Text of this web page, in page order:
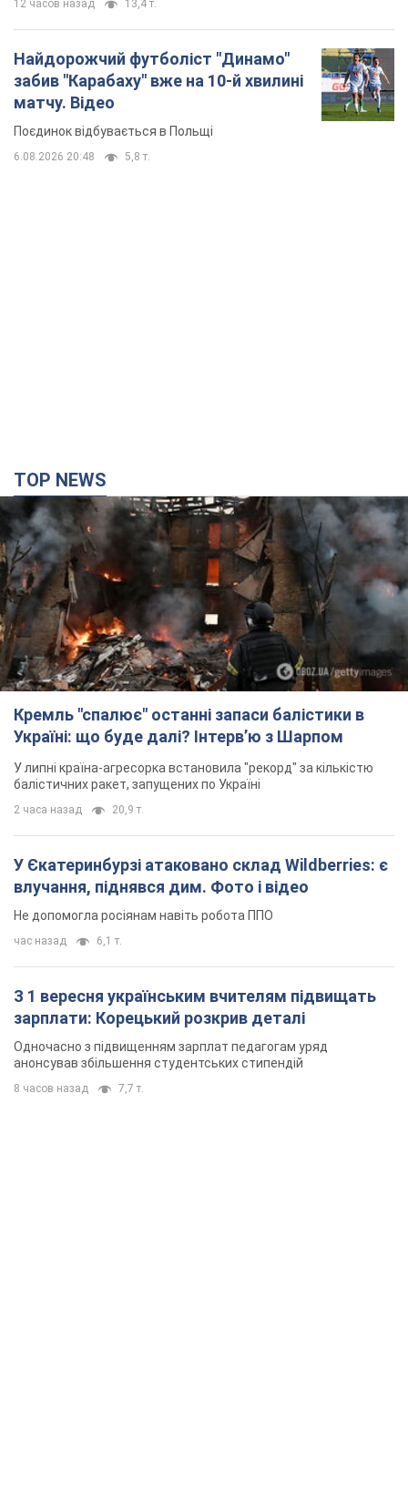
12 часов назад 13,4 т.
Найдорожчий футболіст "Динамо"
забив "Карабаху" вже на 10-й хвилині
матчу. Відео
Поєдинок відбувається в Польщі
6.08.2026 20:48 5,8 т.
TOP NEWS
Кремль "спалює" останні запаси балістики в
Україні: що буде далі? Інтерв’ю з Шарпом
У липні країна-агресорка встановила "рекорд" за кількістю
балістичних ракет, запущених по Україні
2 часа назад 20,9 т.
У Єкатеринбурзі атаковано склад Wildberries: є
влучання, піднявся дим. Фото і відео
Не допомогла росіянам навіть робота ППО
час назад 6,1 т.
З 1 вересня українським вчителям підвищать
зарплати: Корецький розкрив деталі
Одночасно з підвищенням зарплат педагогам уряд
анонсував збільшення студентських стипендій
8 часов назад 7,7 т.